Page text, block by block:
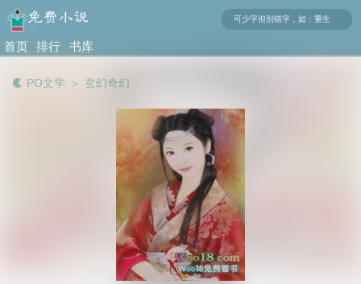
首页
排行
书库
PO文学 ＞ 玄幻奇幻